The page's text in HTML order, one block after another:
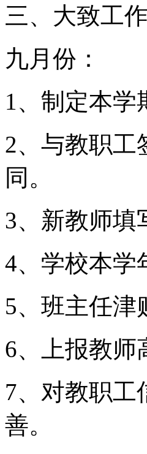
三、大致工
九月份：
1、制定本学
2、与教职工
同。
3、新教师填
4、学校本学
5、班主任津
6、上报教师
7、对教职工
善。